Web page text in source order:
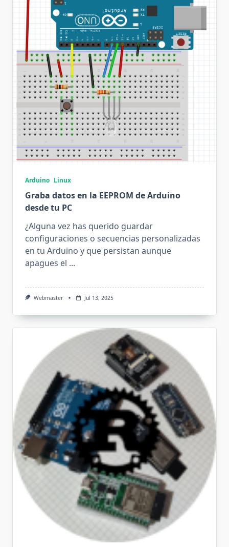
Arduino Linux
Graba datos en la EEPROM de Arduino
desde tu PC
¿Alguna vez has querido guardar
configuraciones o secuencias personalizadas
en tu Arduino y que persistan aunque
apagues el ...
Webmaster Jul 13, 2025